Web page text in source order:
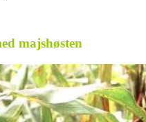
majshøsten